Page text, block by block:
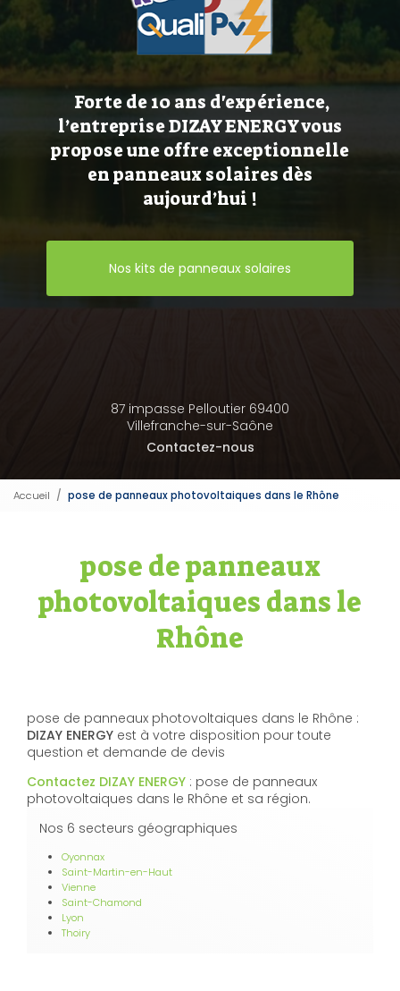
Forte de 10 ans d'expérience,
l’entreprise DIZAY ENERGY vous
propose une offre exceptionnelle
en panneaux solaires dès
aujourd’hui !
Nos kits de panneaux solaires
87 impasse Pelloutier 69400
Villefranche-sur-Saône
Contactez-nous
Accueil pose de panneaux photovoltaiques dans le Rhône
pose de panneaux
photovoltaiques dans le
Rhône
pose de panneaux photovoltaiques dans le Rhône :
DIZAY ENERGY est à votre disposition pour toute
question et demande de devis
Contactez DIZAY ENERGY : pose de panneaux
photovoltaiques dans le Rhône et sa région.
Nos 6 secteurs géographiques
Oyonnax
Saint-Martin-en-Haut
Vienne
Saint-Chamond
Lyon
Thoiry